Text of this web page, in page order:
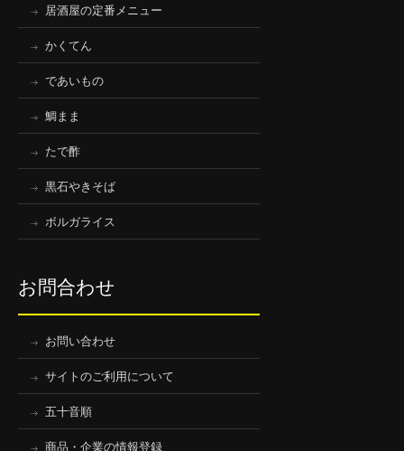
居酒屋の定番メニュー
かくてん
であいもの
鯛まま
たで酢
黒石やきそば
ボルガライス
お問合わせ
お問い合わせ
サイトのご利用について
五十音順
商品・企業の情報登録